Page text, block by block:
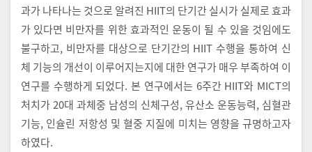
과가 나타나는 것으로 알려진 HIIT의 단기간 실시가 실제로 효과
가 있다면 비만자를 위한 효과적인 운동이 될 수 있을 것임에도
불구하고, 비만자를 대상으로 단기간의 HIIT 수행을 통하여 신
체 기능의 개선이 이루어지는지에 대한 연구가 매우 부족하여 이
연구를 수행하게 되었다. 본 연구에서는 6주간 HIIT와 MICT의
처치가 20대 과체중 남성의 신체구성, 유산소 운동능력, 심혈관
기능, 인슐린 저항성 및 혈중 지질에 미치는 영향을 규명하고자
하였다.